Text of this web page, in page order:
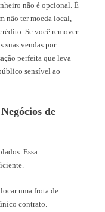
não é opcional. É
não ter moeda local,
Se você remover
suas vendas por
perfeita que leva
sensível ao
de
Essa
uma frota de
contrato.